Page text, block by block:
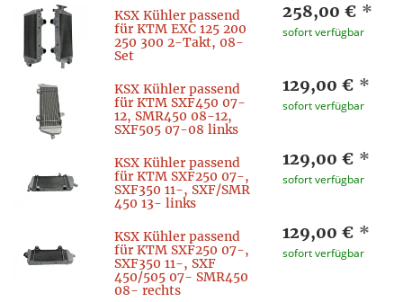
KSX Kühler passend
für KTM EXC 125 200
250 300 2-Takt, 08-
Set
258,00 € *
sofort verfügbar
KSX Kühler passend
für KTM SXF450 07-
12, SMR450 08-12,
SXF505 07-08 links
129,00 € *
sofort verfügbar
KSX Kühler passend
für KTM SXF250 07-,
SXF350 11-, SXF/SMR
450 13- links
129,00 € *
sofort verfügbar
KSX Kühler passend
für KTM SXF250 07-,
SXF350 11-, SXF
450/505 07- SMR450
08- rechts
129,00 € *
sofort verfügbar